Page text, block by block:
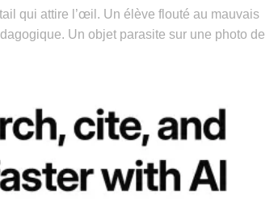
qui attire l’œil. Un élève flouté au mauvais
Un objet parasite sur une photo de